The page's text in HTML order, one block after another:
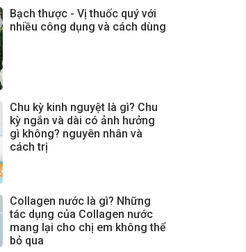
Bạch thược - Vị thuốc quý với
nhiều công dụng và cách dùng
Chu kỳ kinh nguyệt là gì? Chu
kỳ ngắn và dài có ảnh hưởng
gì không? nguyên nhân và
cách trị
Collagen nước là gì? Những
tác dụng của Collagen nước
mang lại cho chị em không thể
bỏ qua